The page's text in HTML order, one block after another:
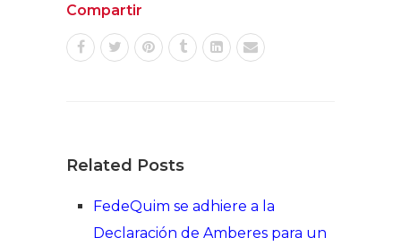
Compartir
Related Posts
FedeQuim se adhiere a la
Declaración de Amberes para un